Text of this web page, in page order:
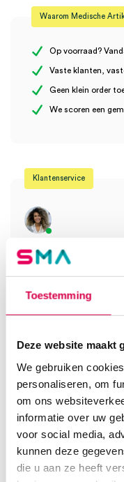
Toestemming
Deze website maakt
We gebruiken
personaliseren, om
om ons
informatie over uw
voor social media,
kunnen deze
die u aan ze heeft
Steriel
Uitvoering
Er zijn nog geen
laags, onsteriel (200)”
Waarom Medische
Op voorraad?
Vaste klanten,
Geen klein order
We scoren een
Klantenservice
Heb je een
Vind je antwoord snel en
Of contacteer ons via
08:30 tot 17:00